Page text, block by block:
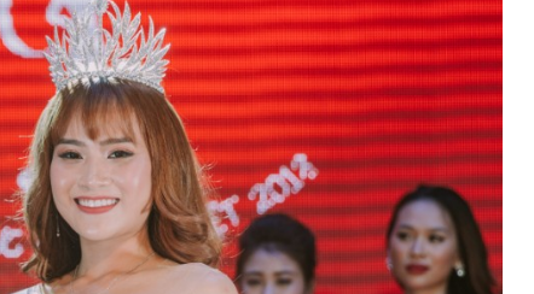
2026
trường học mới,
Gia Lai
Gian Kết Nối Ý Tưởng
Cười” là tiếng cười